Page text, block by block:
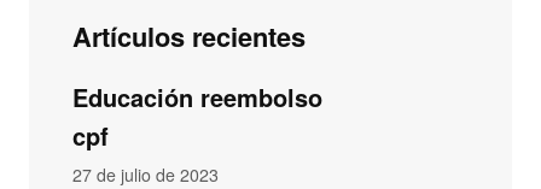
Artículos recientes
Educación reembolso
cpf
27 de julio de 2023